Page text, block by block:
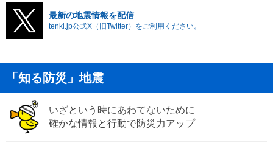
最新の地震情報を配信
tenki.jp公式X（旧Twitter）をご利用ください。
「知る防災」地震
いざという時にあわてないために
確かな情報と行動で防災力アップ